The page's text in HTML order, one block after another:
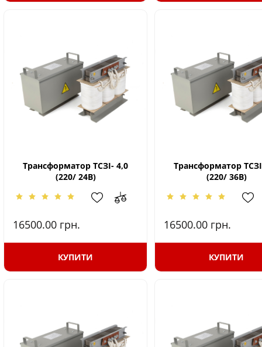
Трансформатор ТСЗІ- 4,0
(220/ 24В)
16500.00 грн.
КУПИТИ
Трансформатор
(220/ 36В)
16500.00 грн.
КУПИТИ